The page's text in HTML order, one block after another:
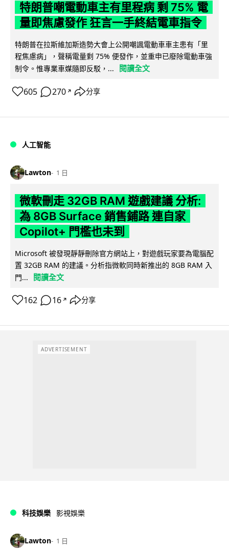
特朗普嘲電動車主有里程病 剩 75% 電
量即焦慮發作 狂言一手終結電車指令
特朗普在拉斯維加斯造勢大會上公開嘲諷電動車車主患有「里
程焦慮病」，聲稱電量剩 75% 便發作，並重申已廢除電動車強
制令。惟專業車媒隨即反駁，...
閱讀全文
605 270 ↗ 分享
人工智能
Lawton 1 日
微軟刪走 32GB RAM 遊戲建議 分析:
為 8GB Surface 銷售鋪路 連自家
Copilot+ 門檻也未到
Microsoft 被發現靜靜刪除官方網站上，對遊戲玩家要為電腦配
置 32GB RAM 的建議。分析指微軟同時新推出的 8GB RAM 入
門...
閱讀全文
162 16 ↗ 分享
ADVERTISEMENT
科技娛樂 影視娛樂
Lawton 1 日